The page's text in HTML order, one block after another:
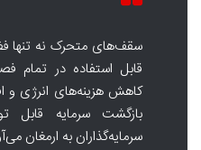
سقف‌های متحرک نه تنها
قابل استفاده در تمام
کاهش هزینه‌های انرژی و
بازگشت سرمایه قابل
سرمایه‌گذاران به ارمغان